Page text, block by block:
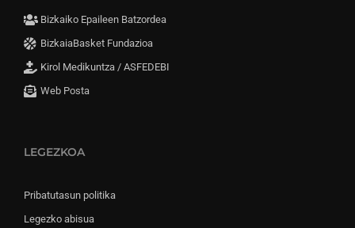
Bizkaiko Epaileen Batzordea
BizkaiaBasket Fundazioa
Kirol Medikuntza / ASFEDEBI
Web Posta
LEGEZKOA
Pribatutasun politika
Legezko abisua